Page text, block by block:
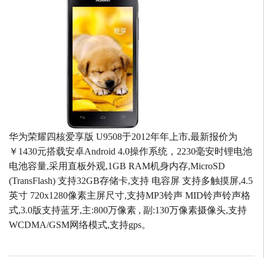
华为荣耀四核爱享版 U9508于2012年年上市,最新报价为
￥1430元搭载安卓Android 4.0操作系统，2230毫安时锂电池
电池容量,采用直板外观,1GB RAM机身内存,MicroSD
(TransFlash) 支持32GB存储卡,支持 电容屏 支持多触摸屏,4.5
英寸 720x1280像素主屏尺寸,支持MP3铃声 MID铃声铃声格
式,3.0版支持蓝牙,主:800万像素 , 副:130万像素摄像头,支持
WCDMA/GSM网络模式,支持gps。